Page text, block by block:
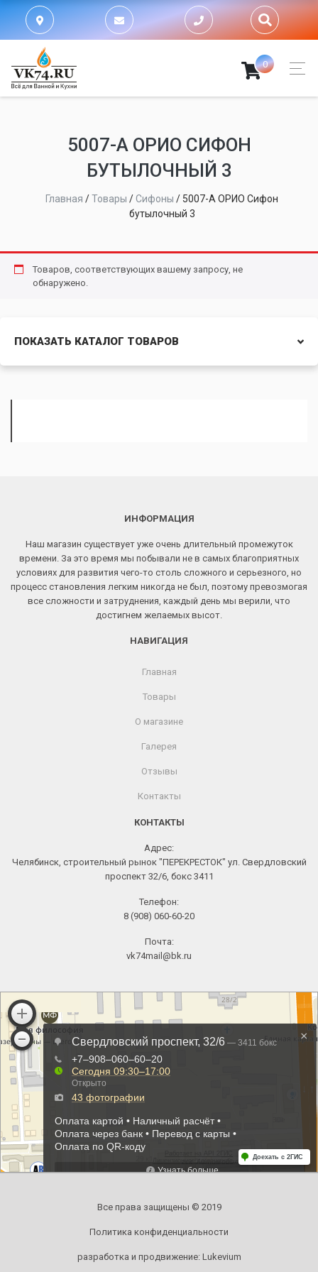
0
5007-А ОРИО СИФОН
БУТЫЛОЧНЫЙ 3
Главная /Товары /Сифоны / 5007-А ОРИО Сифон
бутылочный 3
Товаров, соответствующих вашему запросу, не
обнаружено.
ПОКАЗАТЬ КАТАЛОГ ТОВАРОВ
ИНФОРМАЦИЯ
Наш магазин существует уже очень длительный промежуток
времени. За это время мы побывали не в самых благоприятных
условиях для развития чего-то столь сложного и серьезного, но
процесс становления легким никогда не был, поэтому превозмогая
все сложности и затруднения, каждый день мы верили, что
достигнем желаемых высот.
НАВИГАЦИЯ
Главная
Товары
О магазине
Галерея
Отзывы
Контакты
КОНТАКТЫ
Адрес:
Челябинск, строительный рынок "ПЕРЕКРЕСТОК" ул. Свердловский
проспект 32/6, бокс 3411
Телефон:
8 (908) 060-60-20
Почта:
vk74mail@bk.ru
Все права защищены © 2019
Политика конфиденциальности
разработка и продвижение: Lukevium